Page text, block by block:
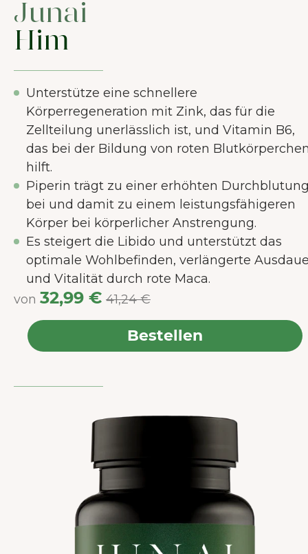
Junai
Him
Unterstütze eine schnellere
Körperregeneration mit Zink, das für die
Zellteilung unerlässlich ist, und Vitamin B6,
das bei der Bildung von roten
hilft.
Piperin trägt zu einer erhöhten
bei und damit zu einem leistungsfähigeren
Körper bei körperlicher Anstrengung.
Es steigert die Libido und unterstützt das
optimale Wohlbefinden, verlängerte
und Vitalität durch rote Maca.
von 32,99 € 41,24 €
Bestellen